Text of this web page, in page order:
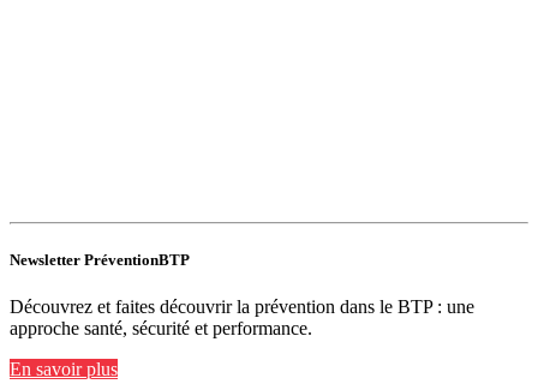
Newsletter PréventionBTP
Découvrez et faites découvrir la prévention dans le BTP : une
approche santé, sécurité et performance.
En savoir plus